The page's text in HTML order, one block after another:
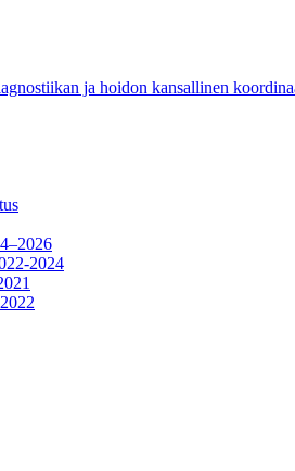
ja hoidon kansallinen
2024